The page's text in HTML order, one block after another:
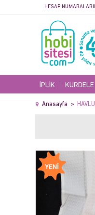
HESAP
İPLİK KURDELE
Anasayfa